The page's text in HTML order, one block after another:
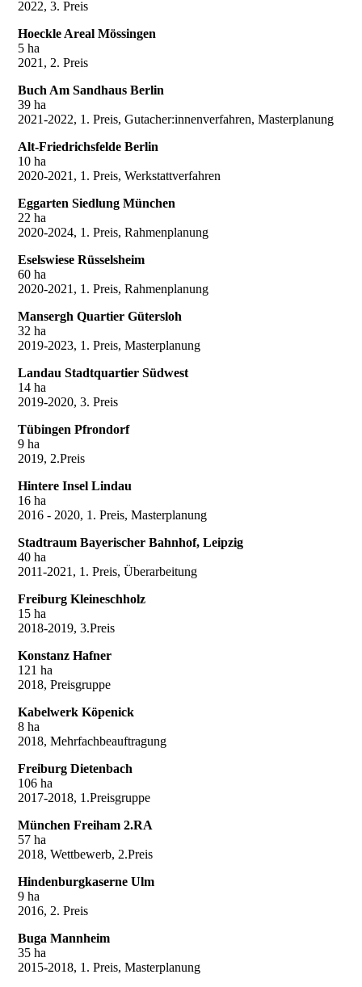
2022, 3. Preis
Hoeckle Areal Mössingen
5 ha
2021, 2. Preis
Buch Am Sandhaus Berlin
39 ha
2021-2022, 1. Preis, Gutacher:innenverfahren, Masterplanung
Alt-Friedrichsfelde Berlin
10 ha
2020-2021, 1. Preis, Werkstattverfahren
Eggarten Siedlung München
22 ha
2020-2024, 1. Preis, Rahmenplanung
Eselswiese Rüsselsheim
60 ha
2020-2021, 1. Preis, Rahmenplanung
Mansergh Quartier Gütersloh
32 ha
2019-2023, 1. Preis, Masterplanung
Landau Stadtquartier Südwest
14 ha
2019-2020, 3. Preis
Tübingen Pfrondorf
9 ha
2019, 2.Preis
Hintere Insel Lindau
16 ha
2016 - 2020, 1. Preis, Masterplanung
Stadtraum Bayerischer Bahnhof, Leipzig
40 ha
2011-2021, 1. Preis, Überarbeitung
Freiburg Kleineschholz
15 ha
2018-2019, 3.Preis
Konstanz Hafner
121 ha
2018, Preisgruppe
Kabelwerk Köpenick
8 ha
2018, Mehrfachbeauftragung
Freiburg Dietenbach
106 ha
2017-2018, 1.Preisgruppe
München Freiham 2.RA
57 ha
2018, Wettbewerb, 2.Preis
Hindenburgkaserne Ulm
9 ha
2016, 2. Preis
Buga Mannheim
35 ha
2015-2018, 1. Preis, Masterplanung